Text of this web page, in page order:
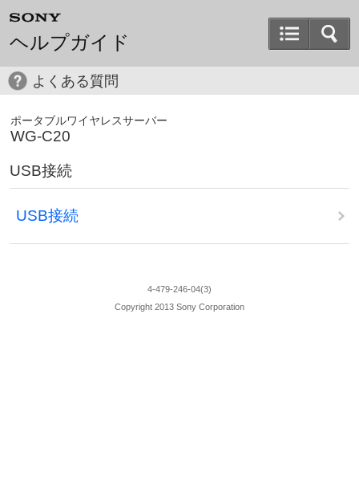
ヘルプガイド
よくある質問
ポータブルワイヤレスサーバー
WG-C20
USB接続
USB接続
4-479-246-04(3)
Copyright 2013 Sony Corporation